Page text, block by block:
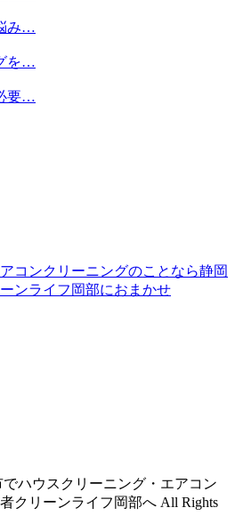
み…
を…
要…
コンクリーニングのことなら静岡
ンライフ岡部におまかせ
ハウスクリーニング・エアコン
クリーンライフ岡部へ All Rights